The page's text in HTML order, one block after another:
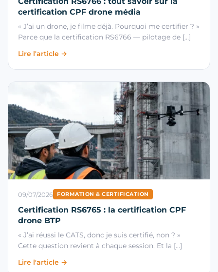
certification CPF drone média
« J’ai un drone, je filme déjà. Pourquoi me certifier ? »
Parce que la certification RS6766 — pilotage de […]
Lire l'article →
09/07/2026 FORMATION & CERTIFICATION
Certification RS6765 : la certification CPF
drone BTP
« J’ai réussi le CATS, donc je suis certifié, non ? »
Cette question revient à chaque session. Et la […]
Lire l'article →